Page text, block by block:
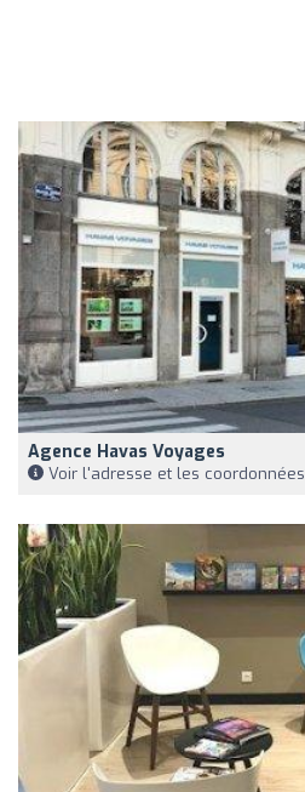
Agence Havas Voyages
Voir l'adresse et les coordonnées